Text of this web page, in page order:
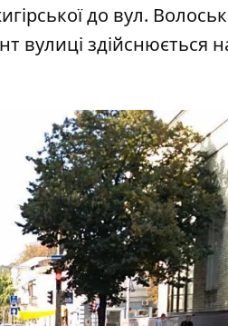
до вул.
здійснюється